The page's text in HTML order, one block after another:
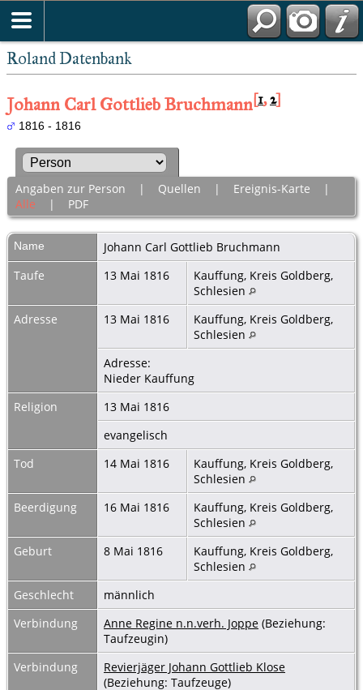
Roland Datenbank
Johann Carl Gottlieb Bruchmann[1,2]
1816 - 1816
Angaben zur Person | Quellen | Ereignis-Karte |
Alle | PDF
Name Johann Carl Gottlieb Bruchmann
Taufe
13 Mai 1816
Kauffung, Kreis Goldberg,
Schlesien
Adresse
13 Mai 1816
Kauffung, Kreis Goldberg,
Schlesien
Adresse:
Nieder Kauffung
Religion
13 Mai 1816
evangelisch
Tod
14 Mai 1816
Kauffung, Kreis Goldberg,
Schlesien
Beerdigung
16 Mai 1816
Kauffung, Kreis Goldberg,
Schlesien
Geburt
8 Mai 1816
Kauffung, Kreis Goldberg,
Schlesien
Geschlecht
männlich
Verbindung
Anne Regine n.n.verh. Joppe (Beziehung:
Taufzeugin)
Verbindung
Revierjäger Johann Gottlieb Klose
(Beziehung: Taufzeuge)